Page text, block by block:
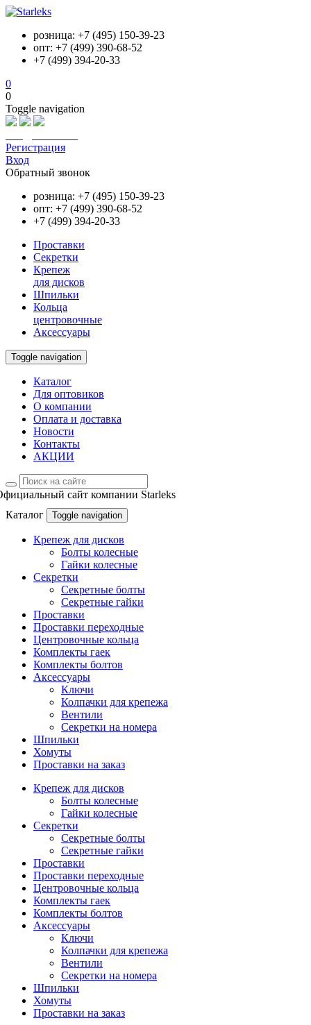
розница: +7 (495) 150-39-23
опт: +7 (499) 390-68-52
+7 (499) 394-20-33
0
0
Toggle navigation
Регистрация
Вход
Обратный звонок
розница: +7 (495) 150-39-23
опт: +7 (499) 390-68-52
+7 (499) 394-20-33
Проставки
Секретки
Крепеж
для дисков
Шпильки
Кольца
центровочные
Аксессуары
Toggle navigation
Каталог
Для оптовиков
О компании
Оплата и доставка
Новости
Контакты
АКЦИИ
сайт компании Starleks
Каталог
Toggle navigation
Крепеж для дисков
Болты колесные
Гайки колесные
Секретки
Секретные болты
Секретные гайки
Проставки
Проставки переходные
Центровочные кольца
Комплекты гаек
Комплекты болтов
Аксессуары
Ключи
Колпачки для крепежа
Вентили
Секретки на номера
Шпильки
Хомуты
Проставки на заказ
Крепеж для дисков
Болты колесные
Гайки колесные
Секретки
Секретные болты
Секретные гайки
Проставки
Проставки переходные
Центровочные кольца
Комплекты гаек
Комплекты болтов
Аксессуары
Ключи
Колпачки для крепежа
Вентили
Секретки на номера
Шпильки
Хомуты
Проставки на заказ